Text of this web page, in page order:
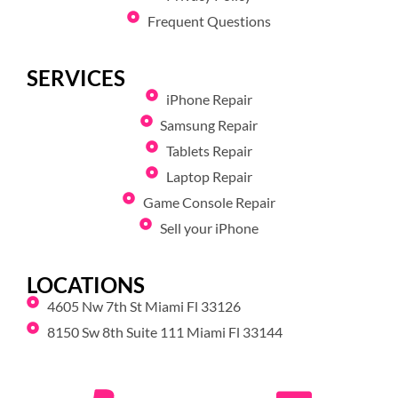
Frequent Questions
SERVICES
iPhone Repair
Samsung Repair
Tablets Repair
Laptop Repair
Game Console Repair
Sell your iPhone
LOCATIONS
4605 Nw 7th St Miami Fl 33126
8150 Sw 8th Suite 111 Miami Fl 33144